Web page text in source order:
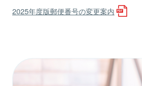
2025年度版郵便番号の変更案内